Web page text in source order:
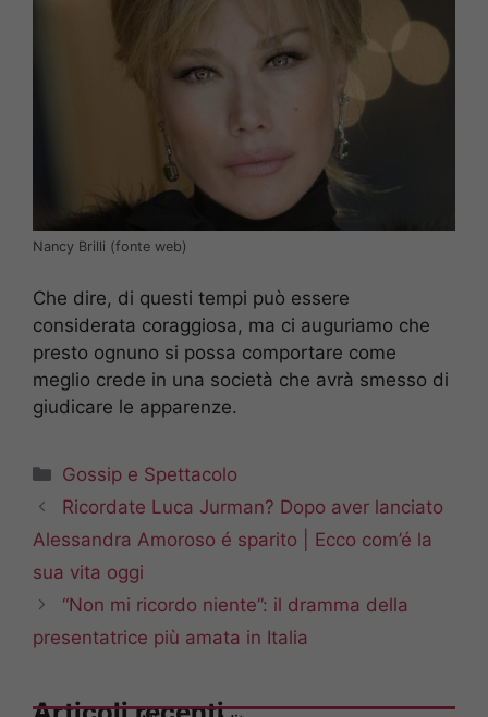
Nancy Brilli (fonte web)
Che dire, di questi tempi può essere
considerata coraggiosa, ma ci auguriamo che
presto ognuno si possa comportare come
meglio crede in una società che avrà smesso di
giudicare le apparenze.
Categorie
Gossip e Spettacolo
Ricordate Luca Jurman? Dopo aver lanciato
Alessandra Amoroso é sparito | Ecco com’é la
sua vita oggi
“Non mi ricordo niente”: il dramma della
presentatrice più amata in Italia